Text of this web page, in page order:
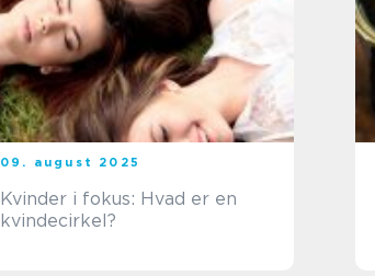
09. august 2025
Kvinder i fokus: Hvad er en
kvindecirkel?